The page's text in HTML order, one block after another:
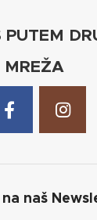
PUTEM
MREŽA
naš